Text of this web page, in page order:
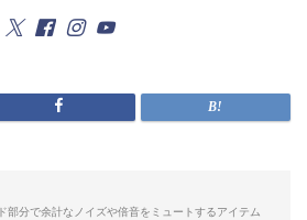
部分で余計なノイズや倍音をミュートするアイテム